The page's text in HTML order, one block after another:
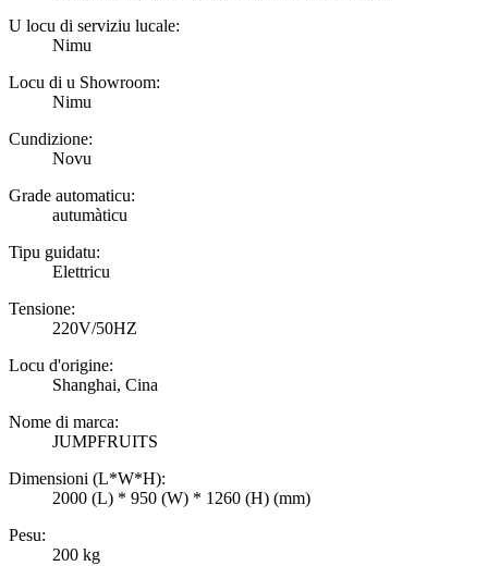
U locu di serviziu lucale:
Nimu
Locu di u Showroom:
Nimu
Cundizione:
Novu
Grade automaticu:
autumàticu
Tipu guidatu:
Elettricu
Tensione:
220V/50HZ
Locu d'origine:
Shanghai, Cina
Nome di marca:
JUMPFRUITS
Dimensioni (L*W*H):
2000 (L) * 950 (W) * 1260 (H) (mm)
Pesu:
200 kg